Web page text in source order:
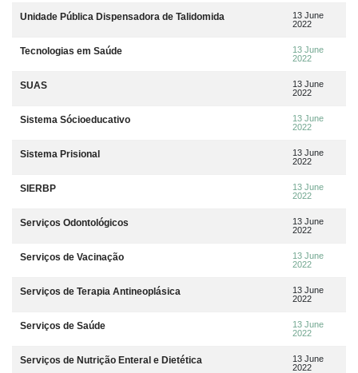
Unidade Pública Dispensadora de Talidomida
13 June
2022
Tecnologias em Saúde
13 June
2022
SUAS
13 June
2022
Sistema Sócioeducativo
13 June
2022
Sistema Prisional
13 June
2022
SIERBP
13 June
2022
Serviços Odontológicos
13 June
2022
Serviços de Vacinação
13 June
2022
Serviços de Terapia Antineoplásica
13 June
2022
Serviços de Saúde
13 June
2022
Serviços de Nutrição Enteral e Dietética
13 June
2022